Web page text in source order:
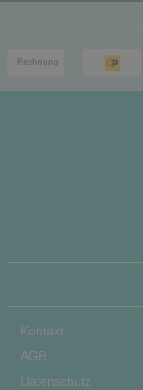
Kontakt
AGB
Datenschutz